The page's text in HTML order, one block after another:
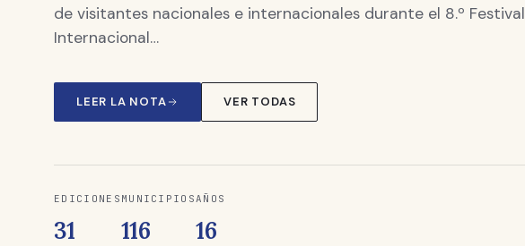
de visitantes nacionales e internacionales durante el 8.º Festival
Internacional…
LEER LA NOTA VER TODAS
EDICIONES
31
MUNICIPIOS
116
AÑOS
16